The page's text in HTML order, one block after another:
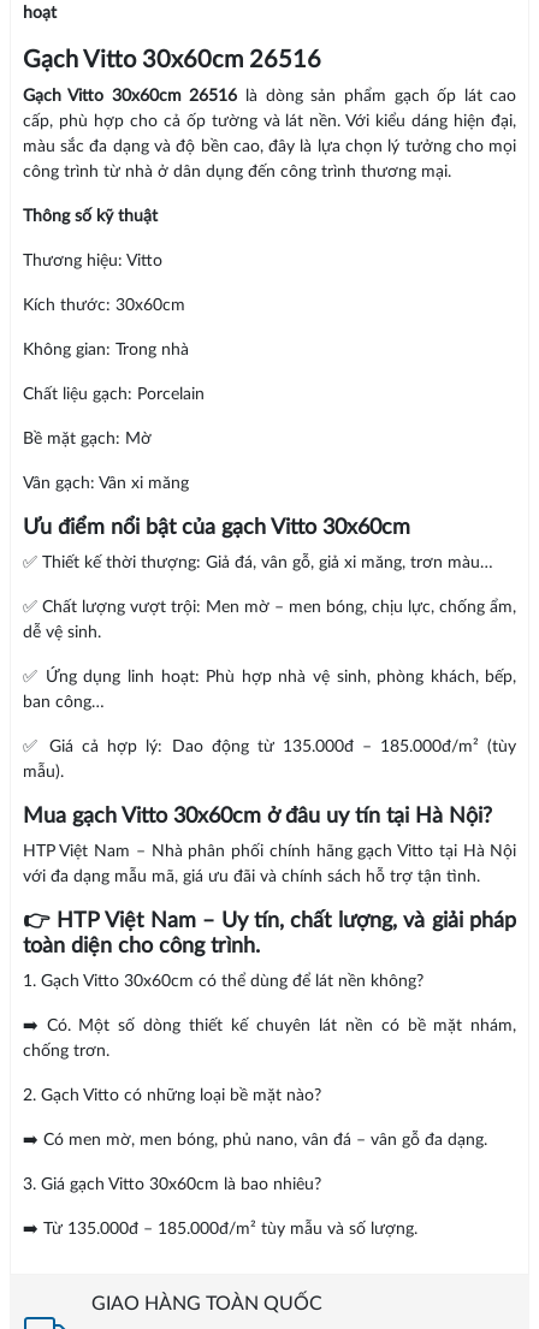
hoạt
Gạch Vitto 30x60cm 26516
Gạch Vitto 30x60cm 26516 là dòng sản phẩm gạch ốp lát cao
cấp, phù hợp cho cả ốp tường và lát nền. Với kiểu dáng hiện đại,
màu sắc đa dạng và độ bền cao, đây là lựa chọn lý tưởng cho mọi
công trình từ nhà ở dân dụng đến công trình thương mại.
Thông số kỹ thuật
Thương hiệu: Vitto
Kích thước: 30x60cm
Không gian: Trong nhà
Chất liệu gạch: Porcelain
Bề mặt gạch: Mờ
Vân gạch: Vân xi măng
Ưu điểm nổi bật của gạch Vitto 30x60cm
✅ Thiết kế thời thượng: Giả đá, vân gỗ, giả xi măng, trơn màu…
✅ Chất lượng vượt trội: Men mờ – men bóng, chịu lực, chống ẩm,
dễ vệ sinh.
✅ Ứng dụng linh hoạt: Phù hợp nhà vệ sinh, phòng khách, bếp,
ban công…
✅ Giá cả hợp lý: Dao động từ 135.000đ – 185.000đ/m² (tùy
mẫu).
Mua gạch Vitto 30x60cm ở đâu uy tín tại Hà Nội?
HTP Việt Nam – Nhà phân phối chính hãng gạch Vitto tại Hà Nội
với đa dạng mẫu mã, giá ưu đãi và chính sách hỗ trợ tận tình.
👉 HTP Việt Nam – Uy tín, chất lượng, và giải pháp
toàn diện cho công trình.
1. Gạch Vitto 30x60cm có thể dùng để lát nền không?
➡️ Có. Một số dòng thiết kế chuyên lát nền có bề mặt nhám,
chống trơn.
2. Gạch Vitto có những loại bề mặt nào?
➡️ Có men mờ, men bóng, phủ nano, vân đá – vân gỗ đa dạng.
3. Giá gạch Vitto 30x60cm là bao nhiêu?
➡️ Từ 135.000đ – 185.000đ/m² tùy mẫu và số lượng.
GIAO HÀNG TOÀN QUỐC